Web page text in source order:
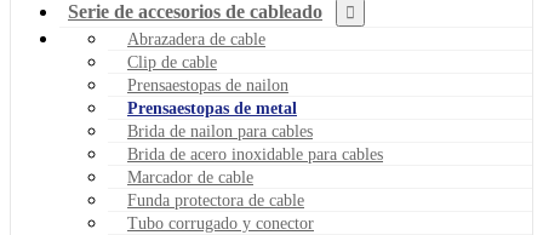
Serie de accesorios de cableado
Abrazadera de cable
Clip de cable
Prensaestopas de nailon
Prensaestopas de metal
Brida de nailon para cables
Brida de acero inoxidable para cables
Marcador de cable
Funda protectora de cable
Tubo corrugado y conector